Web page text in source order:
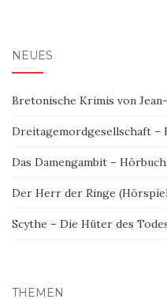
NEUES
Bretonische Krimis von
Dreitagemordgesellschaft –
Das Damengambit –
Der Herr der Ringe
Scythe – Die Hüter des
THEMEN